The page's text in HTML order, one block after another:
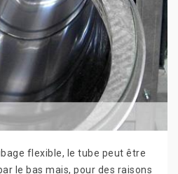
flexible, le tube peut être
le bas mais, pour des raisons